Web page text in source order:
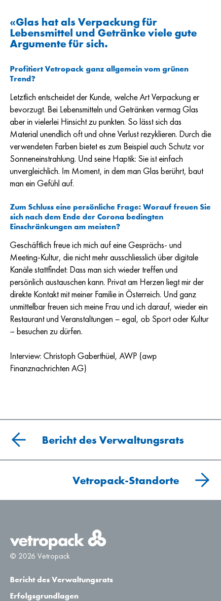
«Glas hat als Verpackung für
Lebensmittel und Getränke viele gute
Argumente für sich.
Profitiert Vetropack ganz allgemein vom grünen
Trend?
Letztlich entscheidet der Kunde, welche Art Verpackung er
bevorzugt. Bei Lebensmitteln und Getränken vermag Glas
aber in vielerlei Hinsicht zu punkten. So lässt sich das
Material unendlich oft und ohne Verlust rezyklieren. Durch die
verwendeten Farben bietet es zum Beispiel auch Schutz vor
Sonneneinstrahlung. Und seine Haptik: Sie ist einfach
unvergleichlich. Im Moment, in dem man Glas berührt, baut
man ein Gefühl auf.
Zum Schluss eine persönliche Frage: Worauf freuen Sie
sich nach dem Ende der Corona bedingten
Einschränkungen am meisten?
Geschäftlich freue ich mich auf eine Gesprächs- und
Meeting-Kultur, die nicht mehr ausschliesslich über digitale
Kanäle stattfindet: Dass man sich wieder treffen und
persönlich austauschen kann. Privat am Herzen liegt mir der
direkte Kontakt mit meiner Familie in Österreich. Und ganz
unmittelbar freuen sich meine Frau und ich darauf, wieder ein
Restaurant und Veranstaltungen – egal, ob Sport oder Kultur
– besuchen zu dürfen.
Interview: Christoph Gaberthüel, AWP (awp
Finanznachrichten AG)
Bericht des Verwaltungsrats
Vetropack-Standorte
© 2026 Vetropack
Bericht des Verwaltungsrats
Erfolgsgrundlagen